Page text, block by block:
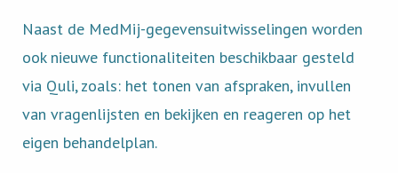
Naast de MedMij-gegevensuitwisselingen worden
ook nieuwe functionaliteiten beschikbaar gesteld
via Quli, zoals: het tonen van afspraken, invullen
van vragenlijsten en bekijken en reageren op het
eigen behandelplan.